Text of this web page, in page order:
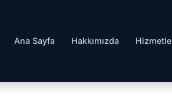
Ana Sayfa Hakkımızda